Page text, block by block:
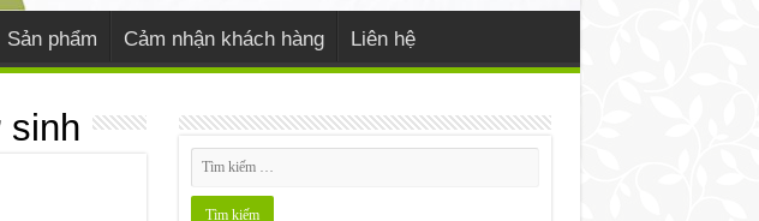
Sản phẩm Cảm nhận khách hàng Liên hệ
sinh